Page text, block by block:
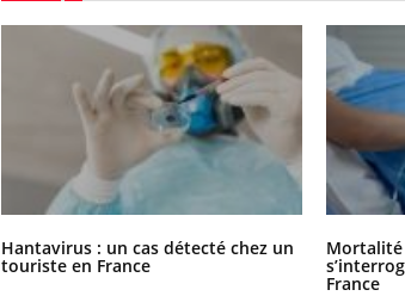
Hantavirus : un cas détecté chez un
touriste en France
France